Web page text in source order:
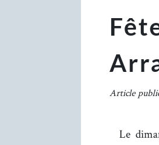
Article
Le